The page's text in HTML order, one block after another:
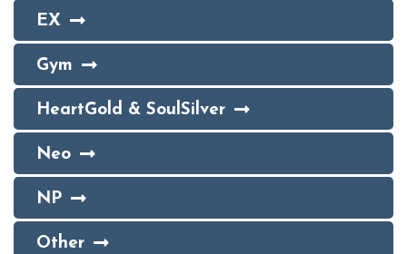
EX
Gym
HeartGold & SoulSilver
Neo
NP
Other